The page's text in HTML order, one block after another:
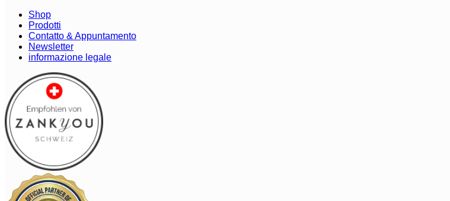
Shop
Prodotti
Contatto & Appuntamento
Newsletter
informazione legale